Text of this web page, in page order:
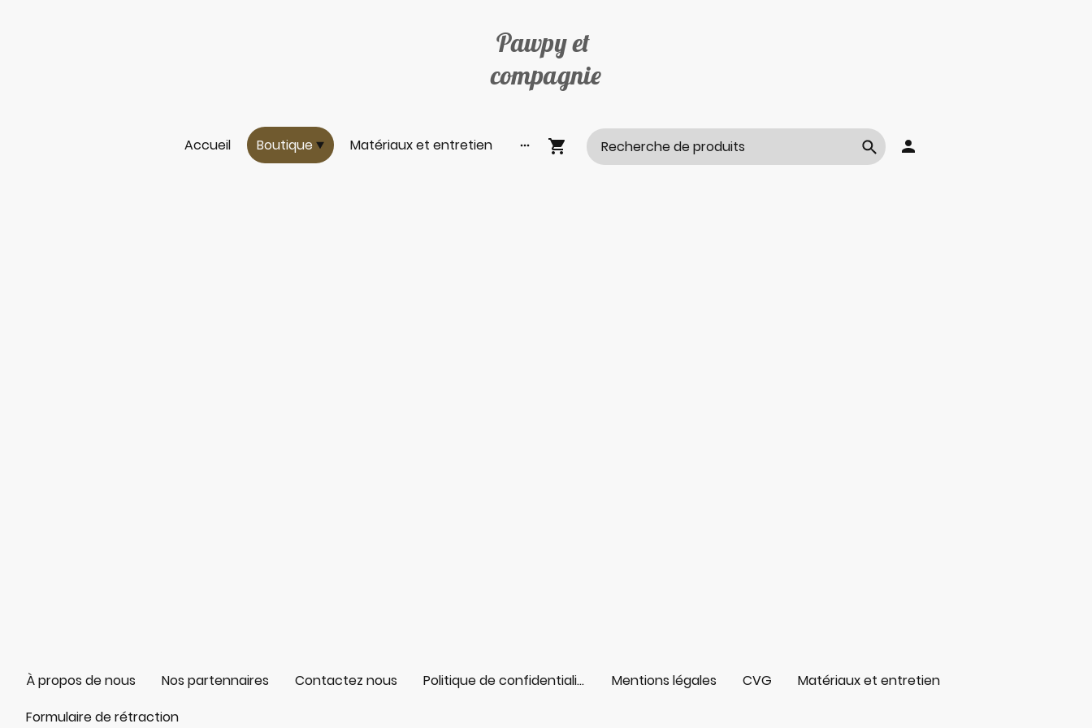
Pawpy et
compagnie
Accueil Boutique Matériaux et entretien
À propos de nous Nos partennaires Contactez nous Politique de confidentialité Mentions légales CVG
Matériaux et entretien
Formulaire de rétraction